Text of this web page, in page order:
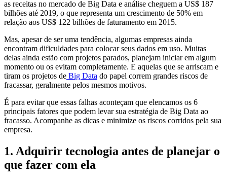
as receitas no mercado de Big Data e análise cheguem a US$ 187
bilhões até 2019, o que representa um crescimento de 50% em
relação aos US$ 122 bilhões de faturamento em 2015.
Mas, apesar de ser uma tendência, algumas empresas ainda
encontram dificuldades para colocar seus dados em uso. Muitas
delas ainda estão com projetos parados, planejam iniciar em algum
momento ou os evitam completamente. E aquelas que se arriscam e
tiram os projetos de Big Data do papel correm grandes riscos de
fracassar, geralmente pelos mesmos motivos.
É para evitar que essas falhas aconteçam que elencamos os 6
principais fatores que podem levar sua estratégia de Big Data ao
fracasso. Acompanhe as dicas e minimize os riscos corridos pela sua
empresa.
1. Adquirir tecnologia antes de planejar o
que fazer com ela